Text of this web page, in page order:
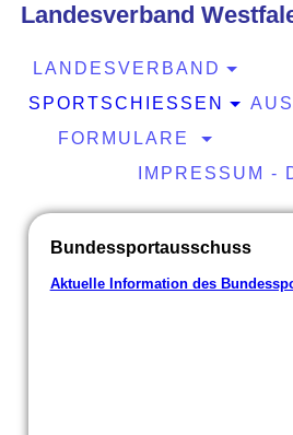
Landesverband
LANDESVERBAND
SPORTSCHIESSEN
FORMULARE
Bundessportausschuss
Aktuelle Information des